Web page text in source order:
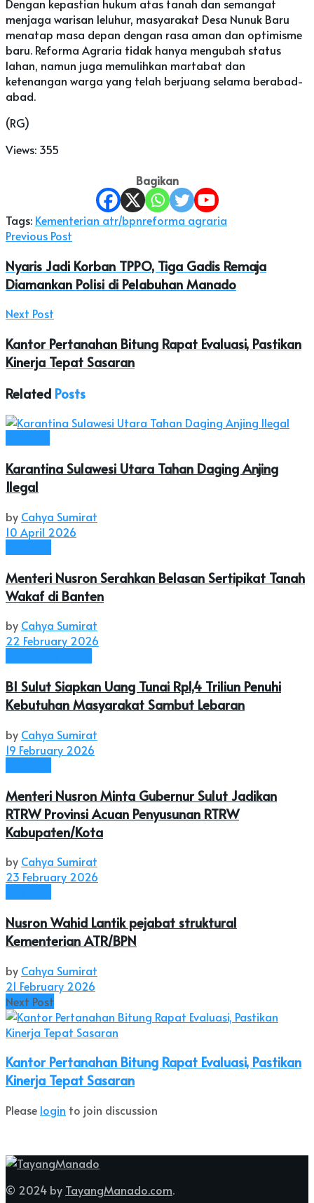
Dengan kepastian hukum atas tanah dan semangat
menjaga warisan leluhur, masyarakat Desa Nunuk Baru
menatap masa depan dengan rasa aman dan optimisme
baru. Reforma Agraria tidak hanya mengubah status
lahan, namun juga memulihkan martabat dan
ketenangan warga yang telah berjuang selama berabad-
abad.
(RG)
Views: 355
Bagikan
Tags: Kementerian atr/bpnreforma agraria
Previous Post
Nyaris Jadi Korban TPPO, Tiga Gadis Remaja
Diamankan Polisi di Pelabuhan Manado
Next Post
Kantor Pertanahan Bitung Rapat Evaluasi, Pastikan
Kinerja Tepat Sasaran
Related Posts
Karantina Sulawesi Utara Tahan Daging Anjing
Ilegal
by Cahya Sumirat
10 April 2026
Menteri Nusron Serahkan Belasan Sertipikat Tanah
Wakaf di Banten
by Cahya Sumirat
22 February 2026
BI Sulut Siapkan Uang Tunai Rp1,4 Triliun Penuhi
Kebutuhan Masyarakat Sambut Lebaran
by Cahya Sumirat
19 February 2026
Menteri Nusron Minta Gubernur Sulut Jadikan
RTRW Provinsi Acuan Penyusunan RTRW
Kabupaten/Kota
by Cahya Sumirat
23 February 2026
Nusron Wahid Lantik pejabat struktural
Kementerian ATR/BPN
by Cahya Sumirat
21 February 2026
Next Post
Kantor Pertanahan Bitung Rapat Evaluasi, Pastikan
Kinerja Tepat Sasaran
Please login to join discussion
© 2024 by TayangManado.com.